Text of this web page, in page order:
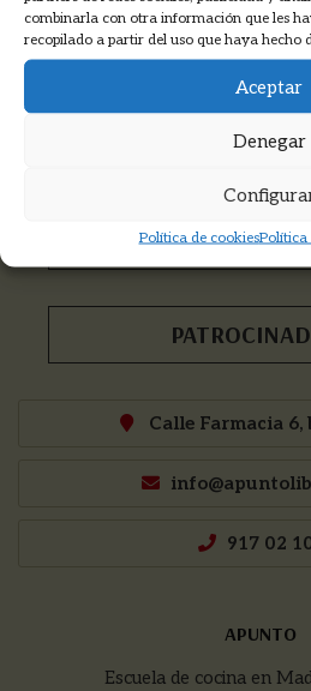
combinarla con otra información que les
recopilado a partir del uso que haya hecho
Aceptar
Denegar
Política de cookiesPolítica
información de
PNKA
Calle Farmacia 6,
917 02
APUNTO
Escuela de cocina en